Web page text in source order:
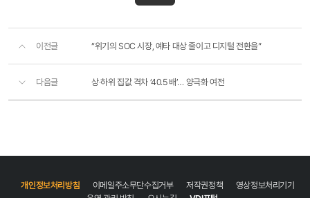
이전글 “위기의 SOC 시장, 예타 대상 줄이고 디지털 전환을”
다음글 상·하위 집값 격차 ‘40.5 배’… 양극화 여전
개인정보처리방침 이메일주소무단수집거부 저작권정책
영상정보처리기기